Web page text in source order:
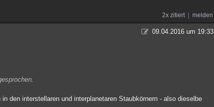
2x zitiert melden
09.04.2016 um 19:33
den interstellaren und interplanetaren Staubkörnern - also dieselbe